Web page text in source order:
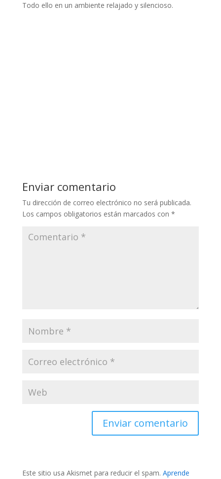
Todo ello en un ambiente relajado y silencioso.
p
r
e
Enviar comentario
Tu dirección de correo electrónico no será publicada.
Los campos obligatorios están marcados con *
Este sitio usa Akismet para reducir el spam. Aprende